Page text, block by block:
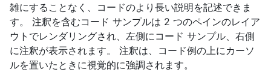
雑にすることなく、コードのより長い説明を記述できま
す。 注釈を含むコード サンプルは 2 つのペインのレイア
ウトでレンダリングされ、左側にコード サンプル、右側
に注釈が表示されます。 注釈は、コード例の上にカーソ
ルを置いたときに視覚的に強調されます。